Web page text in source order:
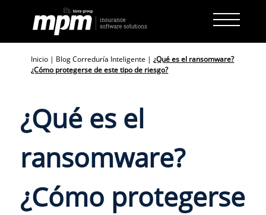
content
Inicio | Blog Correduría Inteligente |¿Qué es el ransomware?
¿Cómo protegerse de este tipo de riesgo?
¿Qué es el
ransomware?
¿Cómo protegerse